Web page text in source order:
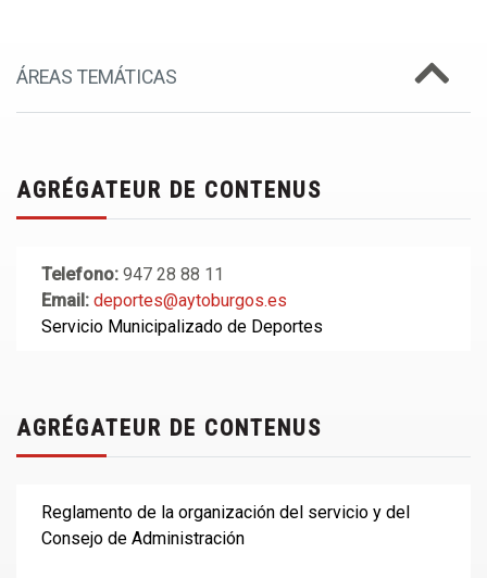
ÁREAS TEMÁTICAS
AGRÉGATEUR DE CONTENUS
Telefono: 947 28 88 11
Email: deportes@aytoburgos.es
Servicio Municipalizado de Deportes
AGRÉGATEUR DE CONTENUS
Reglamento de la organización del servicio y del
Consejo de Administración